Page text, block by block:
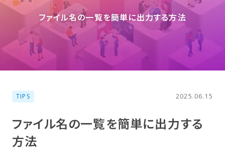
ファイル名の​一覧を​簡単に​出力する​方​法
TIPS 2025.06.15
ファイル名の​一覧を​簡単に​出力する​
方​法